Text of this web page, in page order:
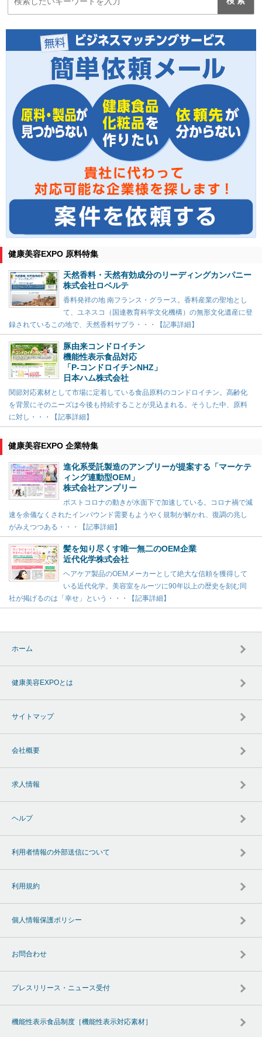
健康美容EXPO 原料特集
天然香料・天然有効成分のリーディングカンパニー
株式会社ロベルテ
香料発祥の地 南フランス・グラース。香料産業の聖地とし
て、ユネスコ（国連教育科学文化機構）の無形文化遺産に登
録されているこの地で、天然香料サプラ・・・【記事詳細】
豚由来コンドロイチン
機能性表示食品対応
「P-コンドロイチンNHZ」
日本ハム株式会社
関節対応素材として市場に定着している食品原料のコンドロイチン。高齢化
を背景にそのニーズは今後も持続することが見込まれる。そうした中、原料
に対し・・・【記事詳細】
健康美容EXPO 企業特集
進化系受託製造のアンプリーが提案する「マーケテ
ィング連動型OEM」
株式会社アンプリー
ポストコロナの動きが水面下で加速している。コロナ禍で減
速を余儀なくされたインバウンド需要もようやく規制が解かれ、復調の兆し
がみえつつある・・・【記事詳細】
髪を知り尽くす唯一無二のOEM企業
近代化学株式会社
ヘアケア製品のOEMメーカーとして絶大な信頼を獲得して
いる近代化学。美容室をルーツに90年以上の歴史を刻む同
社が掲げるのは「幸せ」という・・・【記事詳細】
ホーム
健康美容EXPOとは
サイトマップ
会社概要
求人情報
ヘルプ
利用者情報の外部送信について
利用規約
個人情報保護ポリシー
お問合わせ
プレスリリース・ニュース受付
機能性表示食品制度［機能性表示対応素材］